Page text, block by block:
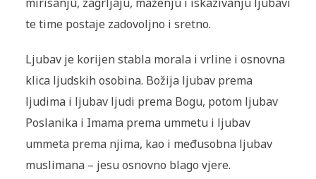
te time postaje zadovoljno i sretno.
Ljubav je korijen stabla morala i vrline i osnovna
klica ljudskih osobina. Božija ljubav prema
ljudima i ljubav ljudi prema Bogu, potom ljubav
Poslanika i Imama prema ummetu i ljubav
ummeta prema njima, kao i međusobna ljubav
muslimana – jesu osnovno blago vjere.